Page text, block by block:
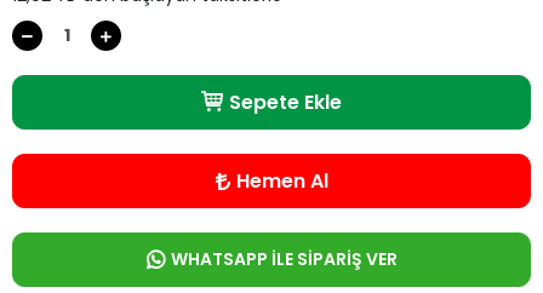
Sepete Ekle
Hemen Al
WHATSAPP İLE SİPARİŞ VER